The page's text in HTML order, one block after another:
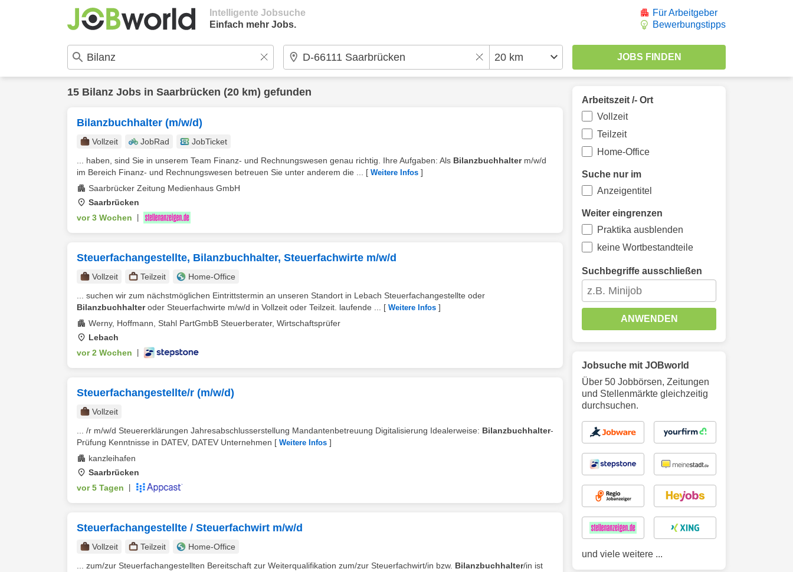
Intelligente Jobsuche
Einfach mehr Jobs.
Für Arbeitgeber
Bewerbungstipps
15 Bilanz Jobs in Saarbrücken (20 km) gefunden
Bilanzbuchhalter (m/w/d)
Vollzeit JobRad
JobTicket
... haben, sind Sie in unserem Team Finanz- und Rechnungswesen genau richtig. Ihre Aufgaben: Als Bilanzbuchhalterm/w/d
im Bereich Finanz- und Rechnungswesen betreuen Sie unter anderem die ...
[ Weitere Infos ]
Saarbrücker Zeitung Medienhaus GmbH
Saarbrücken
vor 3 Wochen
Steuerfachangestellte, Bilanzbuchhalter, Steuerfachwirte m/w/d
Vollzeit Teilzeit
Home-Office
... suchen wir zum nächstmöglichen Eintrittstermin an unseren Standort in Lebach Steuerfachangestellte oder
Bilanzbuchhalteroder Steuerfachwirte m/w/d in Vollzeit oder Teilzeit. laufende ... [ Weitere Infos ]
Werny, Hoffmann, Stahl PartGmbB Steuerberater, Wirtschaftsprüfer
Lebach
vor 2 Wochen
Steuerfachangestellte/r (m/w/d)
Vollzeit
... /r m/w/d Steuererklärungen Jahresabschlusserstellung Mandantenbetreuung Digitalisierung Idealerweise: Bilanzbuchhalter-
Prüfung Kenntnisse in DATEV, DATEV Unternehmen [ Weitere Infos ]
kanzleihafen
Saarbrücken
vor 5 Tagen
Steuerfachangestellte / Steuerfachwirt m/w/d
Vollzeit Teilzeit
Home-Office
... zum/zur Steuerfachangestellten Bereitschaft zur Weiterqualifikation zum/zur Steuerfachwirt/in bzw. Bilanzbuchhalter/in ist
Arbeitszeit /- Ort
Vollzeit
Teilzeit
Home-Office
Suche nur im
Anzeigentitel
Weiter eingrenzen
Praktika ausblenden
keine Wortbestandteile
Suchbegriffe ausschließen
ANWENDEN
Jobsuche mit JOBworld
Über 50 Jobbörsen, Zeitungen
und Stellenmärkte gleichzeitig
durchsuchen.
und viele weitere ...